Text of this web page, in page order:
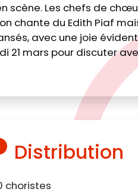
scène. Les chefs de
chante du Edith Piaf
avec une joie
21 mars pour discuter
Distribution
choristes